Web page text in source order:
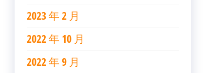
2023 年 2 月
2022 年 10 月
2022 年 9 月